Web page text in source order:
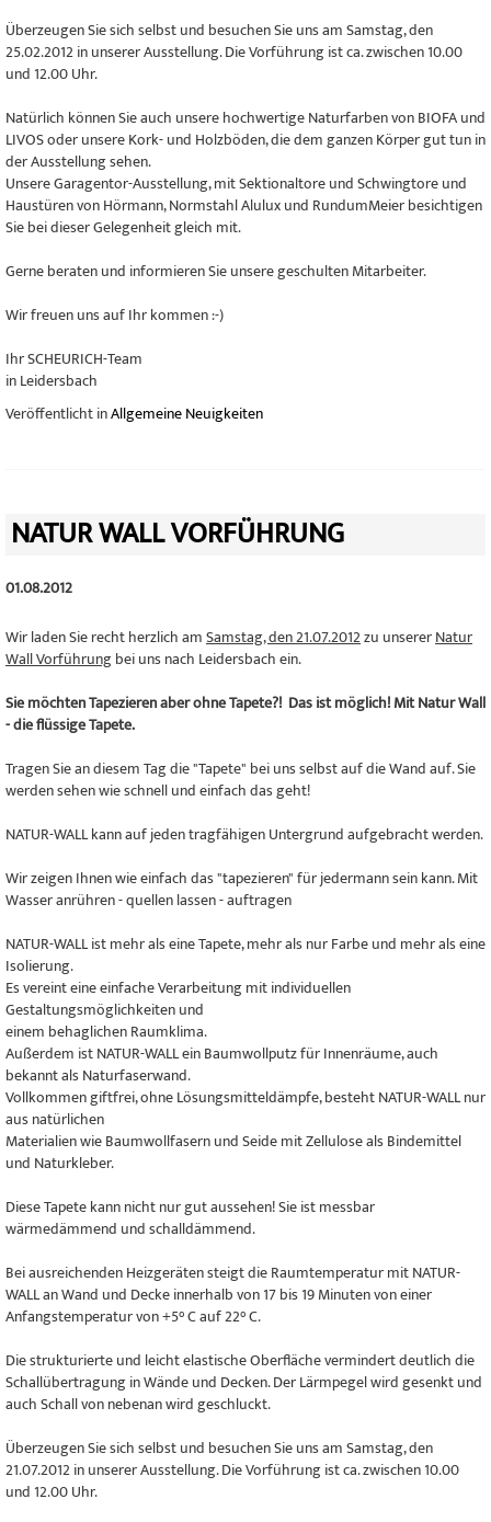
Überzeugen Sie sich selbst und besuchen Sie uns am Samstag, den
25.02.2012 in unserer Ausstellung. Die Vorführung ist ca. zwischen 10.00
und 12.00 Uhr.
Natürlich können Sie auch unsere hochwertige Naturfarben von BIOFA und
LIVOS oder unsere Kork- und Holzböden, die dem ganzen Körper gut tun in
der Ausstellung sehen.
Unsere Garagentor-Ausstellung, mit Sektionaltore und Schwingtore und
Haustüren von Hörmann, Normstahl Alulux und RundumMeier besichtigen
Sie bei dieser Gelegenheit gleich mit.
Gerne beraten und informieren Sie unsere geschulten Mitarbeiter.
Wir freuen uns auf Ihr kommen :-)
Ihr SCHEURICH-Team
in Leidersbach
Veröffentlicht inAllgemeine Neuigkeiten
NATUR WALL VORFÜHRUNG
01.08.2012
Wir laden Sie recht herzlich amSamstag, den 21.07.2012zu unsererNatur
Wall Vorführungbei uns nach Leidersbach ein.
Sie möchten Tapezieren aber ohne Tapete?! Das ist möglich! Mit Natur Wall
- die flüssige Tapete.
Tragen Sie an diesem Tag die "Tapete" bei uns selbst auf die Wand auf. Sie
werden sehen wie schnell und einfach das geht!
NATUR-WALL kann auf jeden tragfähigen Untergrund aufgebracht werden.
Wir zeigen Ihnen wie einfach das "tapezieren" für jedermann sein kann. Mit
Wasser anrühren - quellen lassen - auftragen
NATUR-WALL ist mehr als eine Tapete, mehr als nur Farbe und mehr als eine
Isolierung.
Es vereint eine einfache Verarbeitung mit individuellen
Gestaltungsmöglichkeiten und
einem behaglichen Raumklima.
Außerdem ist NATUR-WALL ein Baumwollputz für Innenräume, auch
bekannt als Naturfaserwand.
Vollkommen giftfrei, ohne Lösungsmitteldämpfe, besteht NATUR-WALL nur
aus natürlichen
Materialien wie Baumwollfasern und Seide mit Zellulose als Bindemittel
und Naturkleber.
Diese Tapete kann nicht nur gut aussehen! Sie ist messbar
wärmedämmend und schalldämmend.
Bei ausreichenden Heizgeräten steigt die Raumtemperatur mit NATUR-
WALL an Wand und Decke innerhalb von 17 bis 19 Minuten von einer
Anfangstemperatur von +5° C auf 22° C.
Die strukturierte und leicht elastische Oberfläche vermindert deutlich die
Schallübertragung in Wände und Decken. Der Lärmpegel wird gesenkt und
auch Schall von nebenan wird geschluckt.
Überzeugen Sie sich selbst und besuchen Sie uns am Samstag, den
21.07.2012 in unserer Ausstellung. Die Vorführung ist ca. zwischen 10.00
und 12.00 Uhr.